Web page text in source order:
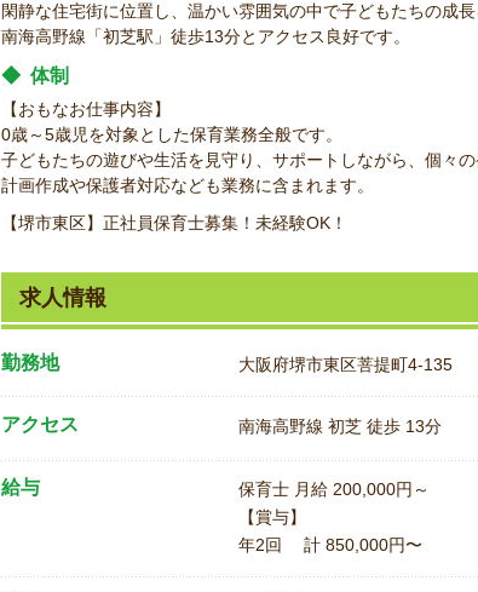
閑静な住宅街に位置し、温かい雰囲気の中で子どもたちの成長
南海高野線「初芝駅」徒歩13分とアクセス良好です。
◆ 体制
【おもなお仕事内容】
0歳～5歳児を対象とした保育業務全般です。
子どもたちの遊びや生活を見守り、サポートしながら、個々
計画作成や保護者対応なども業務に含まれます。
【堺市東区】正社員保育士募集！未経験OK！
求人情報
勤務地 大阪府堺市東区菩提町4-135
アクセス 南海高野線 初芝 徒歩 13分
給与
保育士 月給 200,000円～
【賞与】
年2回 計 850,000円〜